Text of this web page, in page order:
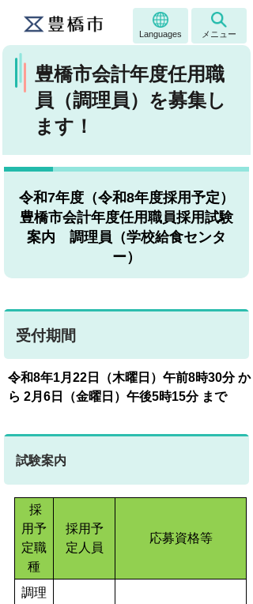
Languages メニュー
豊橋市会計年度任用職
員（調理員）を募集し
ます！
令和7年度（令和8年度採用予定）
豊橋市会計年度任用職員採用試験
案内 調理員（学校給食センタ
ー）
受付期間
令和8年1月22日（木曜日）午前8時30分 か
ら 2月6日（金曜日）午後5時15分 まで
試験案内
採
用予
定職
種
採用予
定人員
応募資格等
調理